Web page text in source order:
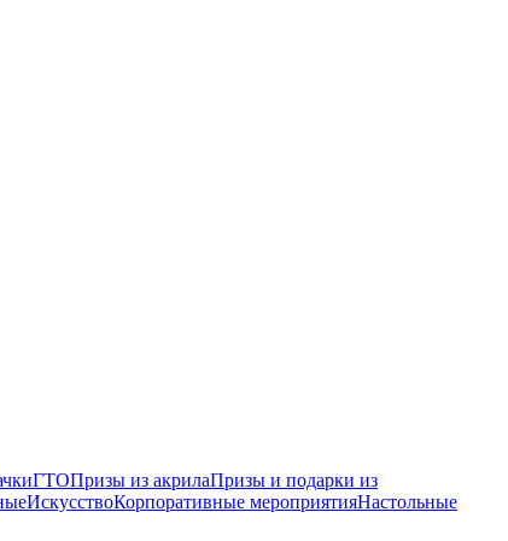
ГТОПризы из акрилаПризы и подарки из
ИскусствоКорпоративные мероприятияНастольные